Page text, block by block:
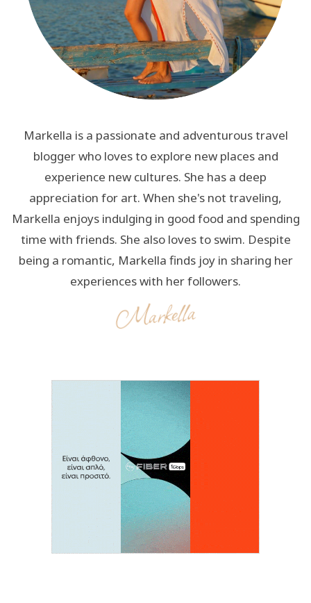
Markella is a passionate and adventurous travel
blogger who loves to explore new places and
experience new cultures. She has a deep
appreciation for art. When she's not traveling,
Markella enjoys indulging in good food and spending
time with friends. She also loves to swim. Despite
being a romantic, Markella finds joy in sharing her
experiences with her followers.